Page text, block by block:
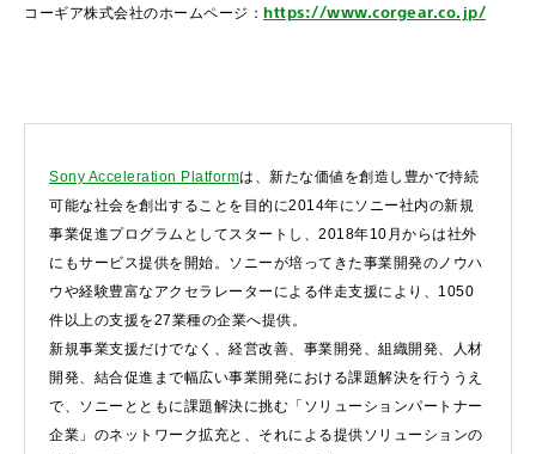
コーギア株式会社のホームページ： https://www.corgear.co.jp/
Sony Acceleration Platformは、新たな価値を創造し豊かで持続
可能な社会を創出することを目的に2014年にソニー社内の新規
事業促進プログラムとしてスタートし、2018年10月からは社外
にもサービス提供を開始。ソニーが培ってきた事業開発のノウハ
ウや経験豊富なアクセラレーターによる伴走支援により、1050
件以上の支援を27業種の企業へ提供。
新規事業支援だけでなく、経営改善、事業開発、組織開発、人材
開発、結合促進まで幅広い事業開発における課題解決を行ううえ
で、ソニーとともに課題解決に挑む「ソリューションパートナー
企業」のネットワーク拡充と、それによる提供ソリューションの